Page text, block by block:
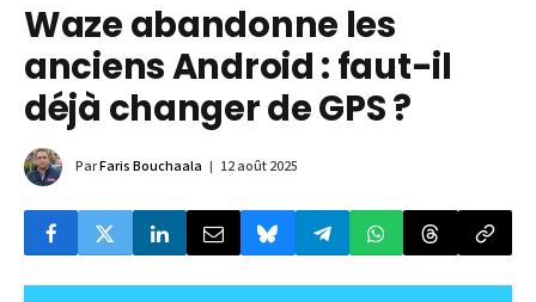
Waze abandonne les
anciens Android : faut-il
déjà changer de GPS ?
ParFaris Bouchaala 12 août 2025